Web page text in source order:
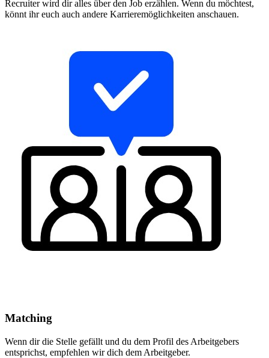
Recruiter wird dir alles über den Job erzählen. Wenn du möchtest,
könnt ihr euch auch andere Karrieremöglichkeiten anschauen.
Matching
Wenn dir die Stelle gefällt und du dem Profil des Arbeitgebers
entsprichst, empfehlen wir dich dem Arbeitgeber.